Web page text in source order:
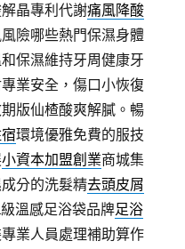
晶專利代謝痛風降酸
險哪些熱門保濕身體
保濕維持牙周健康牙
業安全，傷口小恢復
版仙楂酸爽解膩。暢
環境優雅免費的服技
小資本加盟創業商城集
分的洗髮精去頭皮屑
溫感足浴袋品牌足浴
業人員處理補助算作